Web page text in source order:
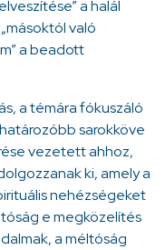
a halál
való
a beadott
a témára fókuszáló
sarokköve
vezetett ahhoz,
ki, amely a
nehézségeket
e megközelítés
a méltóság